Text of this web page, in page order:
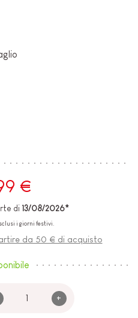
€
di 13/08/2026*
i giorni festivi.
da 50 € di acquisto
+